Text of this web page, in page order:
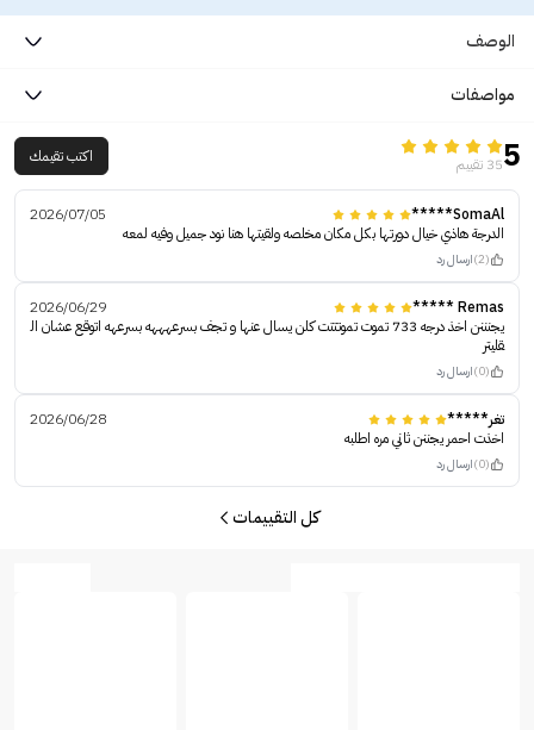
الوصف
مواصفات
535 تقييم اكتب تقيمك
SomaAl*****
2026/07/05
الدرجة هاذي خيال دورتها بكل مكان مخلصه ولقيتها هنا نود جميل وفيه لمعه
(2) ارسال رد
Remas *****
2026/06/29
يجنننن اخذ درجه 733 تموت تموتتتت كلن يسال عنها و تجف بسرعهههه بسرعهه اتوقع عشان ال
قليتر
(0) ارسال رد
تغر*****
2026/06/28
اخذت احمر يجننن ثاني مره اطلبه
(0) ارسال رد
كل التقييمات